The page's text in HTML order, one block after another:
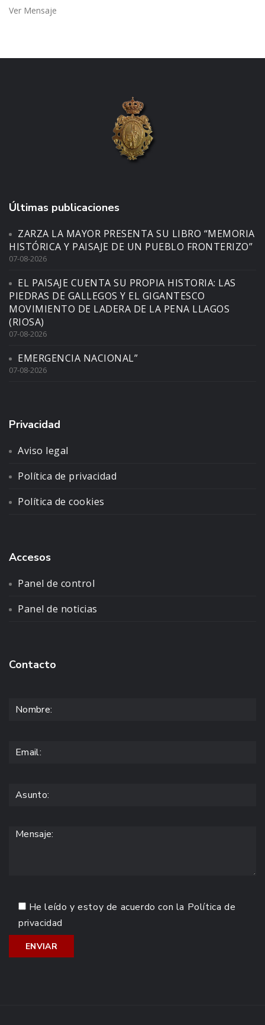
Ver Mensaje
Últimas publicaciones
ZARZA LA MAYOR PRESENTA SU LIBRO “MEMORIA
HISTÓRICA Y PAISAJE DE UN PUEBLO FRONTERIZO”
07-08-2026
EL PAISAJE CUENTA SU PROPIA HISTORIA: LAS
PIEDRAS DE GALLEGOS Y EL GIGANTESCO
MOVIMIENTO DE LADERA DE LA PENA LLAGOS
(RIOSA)
07-08-2026
EMERGENCIA NACIONAL”
07-08-2026
Privacidad
Aviso legal
Política de privacidad
Política de cookies
Accesos
Panel de control
Panel de noticias
Contacto
He leído y estoy de acuerdo con la Política de
privacidad